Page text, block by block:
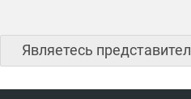
Являетесь